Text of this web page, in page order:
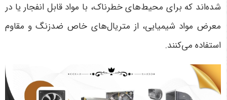
شده‌اند که برای محیط‌های خطرناک، با مواد قابل انفجار یا در
معرض مواد شیمیایی، از متریال‌های خاص ضدزنگ و مقاوم
استفاده می‌کنند.